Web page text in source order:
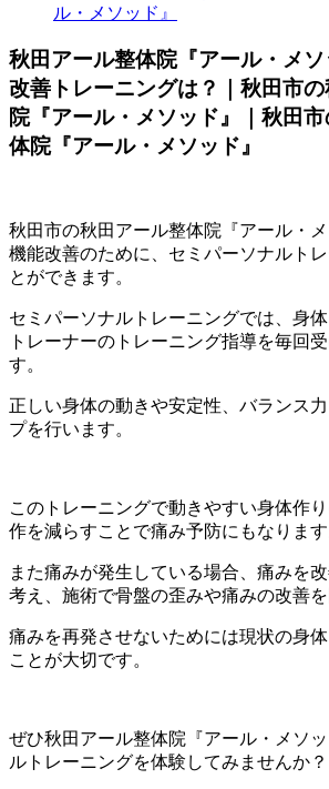
ル・メソッド』
秋田アール整体院『アール・メ
改善トレーニングは？｜秋田市
院『アール・メソッド』｜秋田
体院『アール・メソッド』
秋田市の秋田アール整体院『アール・
機能改善のために、セミパーソナルト
とができます。
セミパーソナルトレーニングでは、身
トレーナーのトレーニング指導を毎回
す。
正しい身体の動きや安定性、バランス
プを行います。
このトレーニングで動きやすい身体作
作を減らすことで痛み予防にもなります
また痛みが発生している場合、痛みを
考え、施術で骨盤の歪みや痛みの改善を
痛みを再発させないためには現状の身
ことが大切です。
ぜひ秋田アール整体院『アール・メソ
ルトレーニングを体験してみませんか？